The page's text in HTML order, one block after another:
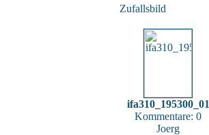
Zufallsbild
ifa310_195300_01
Kommentare: 0
Joerg